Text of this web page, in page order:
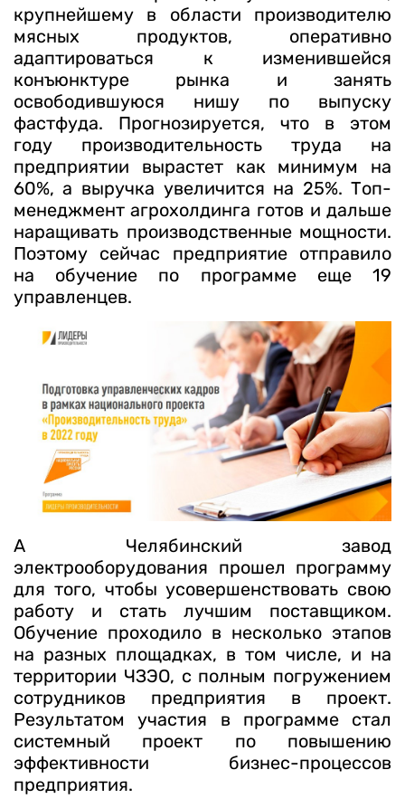
крупнейшему в области производителю
мясных продуктов, оперативно
адаптироваться к изменившейся
конъюнктуре рынка и занять
освободившуюся нишу по выпуску
фастфуда. Прогнозируется, что в этом
году производительность труда на
предприятии вырастет как минимум на
60%, а выручка увеличится на 25%. Топ-
менеджмент агрохолдинга готов и дальше
наращивать производственные мощности.
Поэтому сейчас предприятие отправило
на обучение по программе еще 19
управленцев.
А Челябинский завод
электрооборудования прошел программу
для того, чтобы усовершенствовать свою
работу и стать лучшим поставщиком.
Обучение проходило в несколько этапов
на разных площадках, в том числе, и на
территории ЧЗЭО, с полным погружением
сотрудников предприятия в проект.
Результатом участия в программе стал
системный проект по повышению
эффективности бизнес-процессов
предприятия.